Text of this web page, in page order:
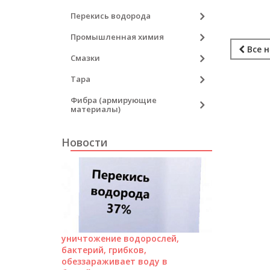
Все
Перекись водорода
Промышленная химия
Смазки
Тара
Фибра (армирующие
материалы)
Новости
уничтожение водорослей,
бактерий, грибков,
обеззараживает воду в